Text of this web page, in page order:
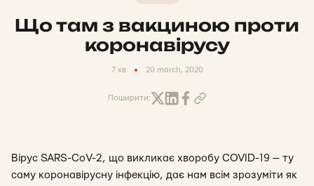
Що там з вакциною проти
коронавірусу
7 хв 20 march, 2020
Поширити:
Вірус SARS-CoV-2, що викликає хворобу COVID-19 — ту
саму коронавірусну інфекцію, дає нам всім зрозуміти як